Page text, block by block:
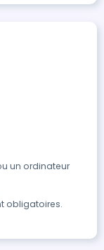
un ordinateur
obligatoires.